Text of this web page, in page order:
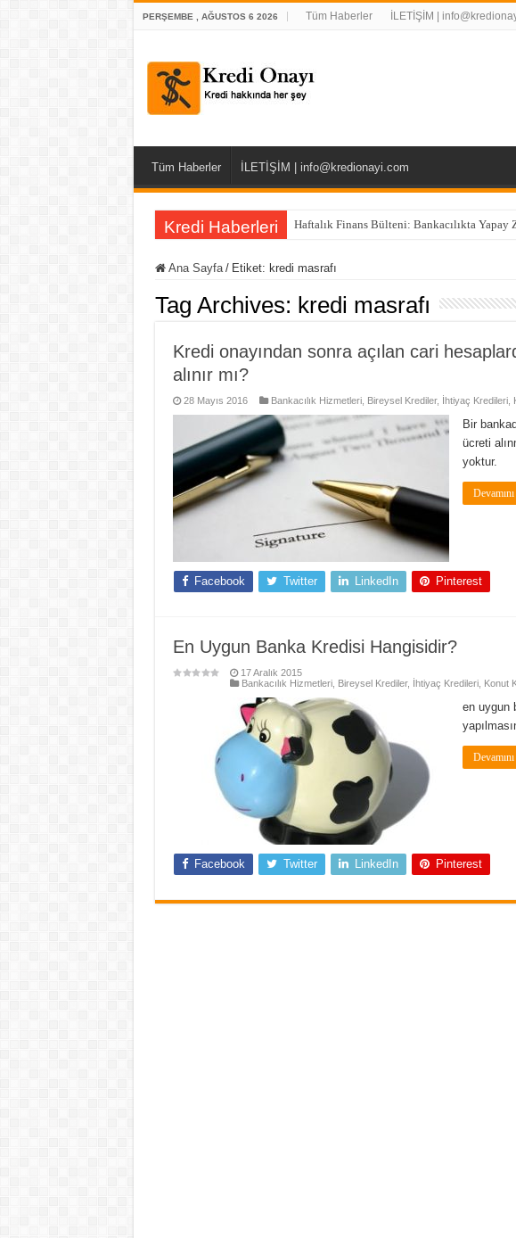
PERŞEMBE , AĞUSTOS 6 2026 Tüm Haberler İLETİŞİM |
Tüm Haberler İLETİŞİM | info@kredionayi.com
Kredi Haberleri Haftalık Finans Bülteni: Bankacılıkta
Ana Sayfa / Etiket: kredi masrafı
Tag Archives: kredi masrafı
Kredi onayından sonra açılan cari
alınır mı?
28 Mayıs 2016 Bankacılık Hizmetleri, Bireysel Krediler, İhtiyaç Kredileri,
Bir
ücreti
yoktur.
Facebook Twitter LinkedIn Pinterest
En Uygun Banka Kredisi Hangisidir?
17 Aralık 2015
Bankacılık Hizmetleri, Bireysel Krediler, İhtiyaç Kredileri, Konut
en uygun
Facebook Twitter LinkedIn Pinterest